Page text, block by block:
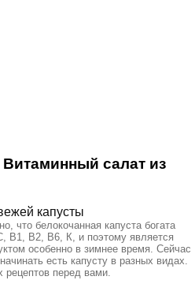
салат из
капусты
что белокочанная капуста богата
В1, В2, В6, К, и поэтому является
особенно в зимнее время. Сейчас
есть капусту в разных видах.
рецептов перед вами.